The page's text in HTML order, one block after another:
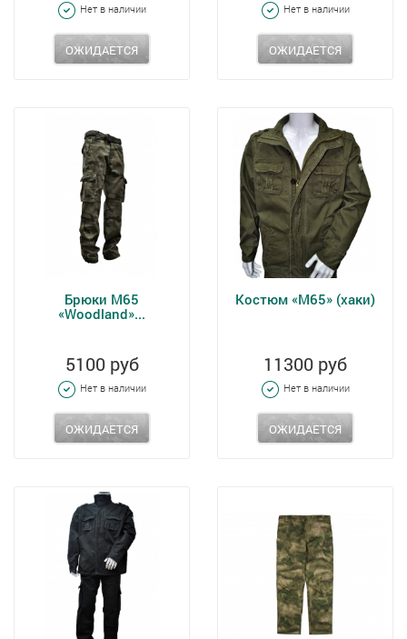
Нет в наличии
ОЖИДАЕТСЯ
Нет в наличии
ОЖИДАЕТСЯ
Брюки М65
«Woodland»...
5100 руб
Нет в наличии
ОЖИДАЕТСЯ
Костюм «М65» (хаки)
11300 руб
Нет в наличии
ОЖИДАЕТСЯ